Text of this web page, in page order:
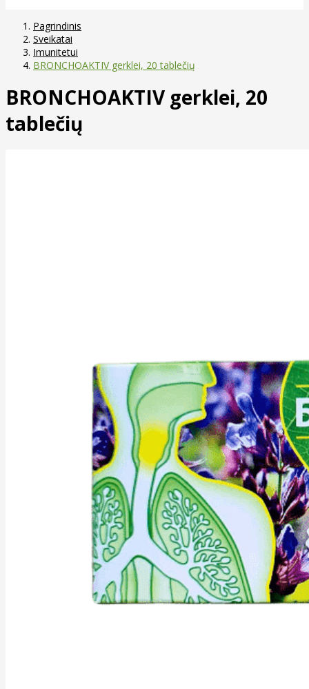
Pagrindinis
Sveikatai
Imunitetui
BRONCHOAKTIV gerklei, 20 tablečių
BRONCHOAKTIV gerklei, 20
tablečių